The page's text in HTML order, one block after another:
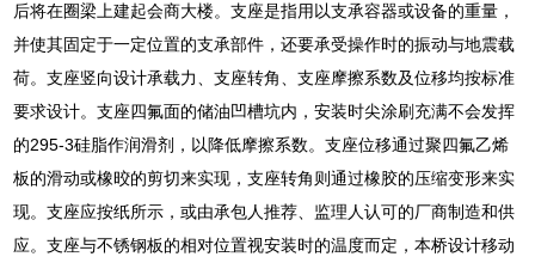
后将在圈梁上建起会商大楼。支座是指用以支承容器或设备的重量，
并使其固定于一定位置的支承部件，还要承受操作时的振动与地震载
荷。支座竖向设计承载力、支座转角、支座摩擦系数及位移均按标准
要求设计。支座四氟面的储油凹槽坑内，安装时尖涂刷充满不会发挥
的295-3硅脂作润滑剂，以降低摩擦系数。支座位移通过聚四氟乙烯
板的滑动或橡晈的剪切来实现，支座转角则通过橡胶的压缩变形来实
现。支座应按纸所示，或由承包人推荐、监理人认可的厂商制造和供
应。支座与不锈钢板的相对位置视安装时的温度而定，本桥设计移动